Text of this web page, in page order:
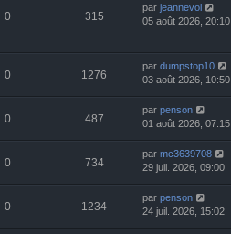
0 315
par jeannevol
05 août 2026, 20:10
0 1276
par dumpstop10
03 août 2026, 10:50
0 487
par penson
01 août 2026, 07:15
0 734
par mc3639708
29 juil. 2026, 09:00
0 1234
par penson
24 juil. 2026, 15:02